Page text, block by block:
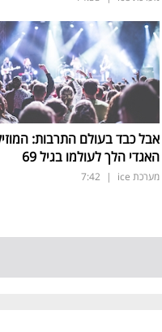
אבל כבד בעולם התרבות:
האגדי הלך לעולמו בגיל 69
מערכת ice |
7:42